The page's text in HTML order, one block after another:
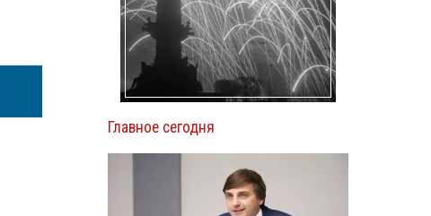
Главное сегодня